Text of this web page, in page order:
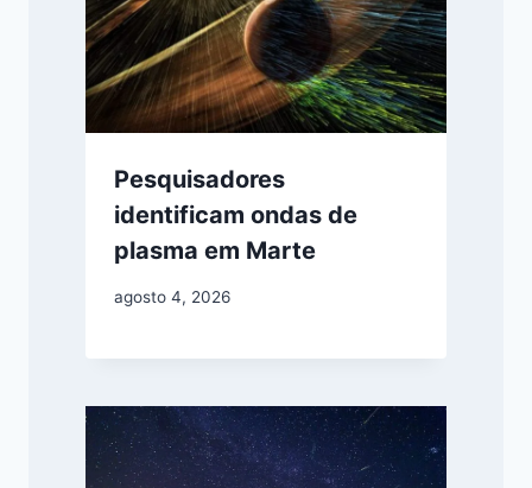
Pesquisadores
identificam ondas de
plasma em Marte
agosto 4, 2026